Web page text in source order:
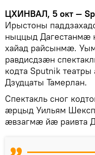
ЦХИНВАЛ, 5 окт —
Ирыстоны
ныццыд Дагестанмӕ
хайад райсынмӕ.
равдисдзӕн
кодта Sputnik
Дзудцаты Тамерлан.
Спектакль сног
ӕрцыд Уильям
ӕвзагмӕ йӕ раивта